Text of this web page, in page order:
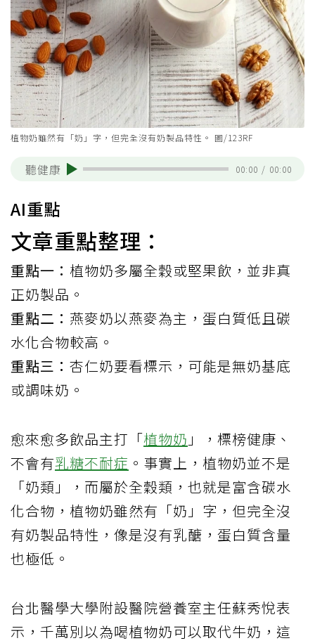
植物奶雖然有「奶」字，但完全沒有奶製品特性。 圖/123RF
聽健康 00:00 / 00:00
AI重點
文章重點整理：
重點一： 植物奶多屬全穀或堅果飲，並非真
正奶製品。
重點二： 燕麥奶以燕麥為主，蛋白質低且碳
水化合物較高。
重點三： 杏仁奶要看標示，可能是無奶基底
或調味奶。
愈來愈多飲品主打「植物奶 」，標榜健康、
不會有乳糖不耐症 。事實上，植物奶並不是
「奶類」，而屬於全穀類，也就是富含碳水
化合物，植物奶雖然有「奶」字，但完全沒
有奶製品特性，像是沒有乳醣，蛋白質含量
也極低。
台北醫學大學附設醫院營養室主任蘇秀悅表
示，千萬別以為喝植物奶可以取代牛奶，這